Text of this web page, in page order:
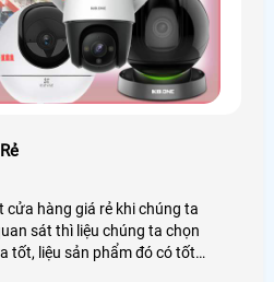
cửa hàng giá rẻ khi chúng ta
sát thì liệu chúng ta chọn
tốt, liệu sản phẩm đó có tốt